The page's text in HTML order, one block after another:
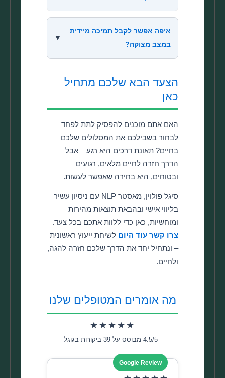
איפה אפשר לקבל תמיכה מיידית
במצב מצוקה?
▼
הצעד הבא שלכם מתחיל
כאן
האם אתם מוכנים להפסיק לתת לפחד
לבחור בשבילכם את המסלולים שלכם
בחיים? תאונת דרכים היא רגע – אבל
הדרך חזרה לחיים מלאים, רגועים
ובטוחים, היא בחירה שאפשר לעשות.
סיגל פולוין, מאסטר NLP עם ניסיון עשיר
בליווי אישי ובהבאת תוצאות מהירות
ומוחשיות, כאן כדי ללוות אתכם בכל צעד.
צרו קשר עוד היוםלשיחת ייעוץ ראשונית
– ונתחיל יחד את הדרך שלכם חזרה להגה,
ולחיים.
מה אומרים המטופלים שלנו
★★★★★
4.5/5 מבוסס על 39 ביקורות בגוגל
Google Review